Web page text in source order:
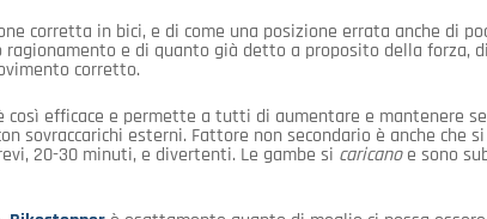
corretta in bici, e di come una posizione errata anche di
ragionamento e di quanto già detto a proposito della forza,
corretto.
così efficace e permette a tutti di aumentare e mantenere
sovraccarichi esterni. Fattore non secondario è anche che
20-30 minuti, e divertenti. Le gambe si caricanoe sono